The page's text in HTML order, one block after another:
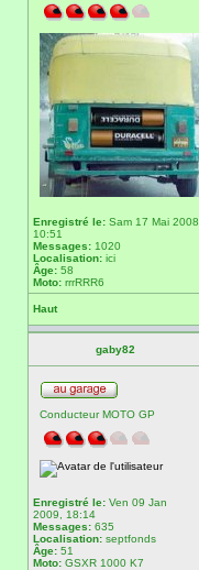
Enregistré le: Sam 17 Mai 2008,
10:51
Messages: 1020
Localisation: ici
Âge: 58
Moto: rrrRRR6
Haut
gaby82
Conducteur MOTO GP
Enregistré le: Ven 09 Jan
2009, 18:14
Messages: 635
Localisation: septfonds
Âge: 51
Moto: GSXR 1000 K7